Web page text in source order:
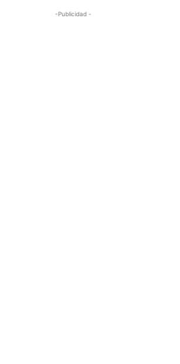
-Publicidad -